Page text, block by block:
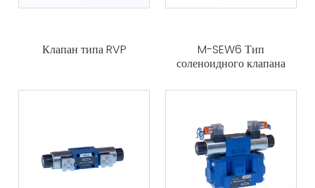
Клапан типа RVP
M-SEW6 Тип
соленоидного клапана